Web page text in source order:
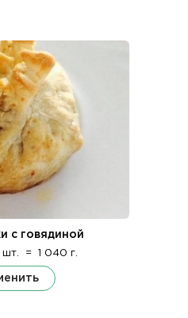
с говядиной
шт. = 1 040 г.